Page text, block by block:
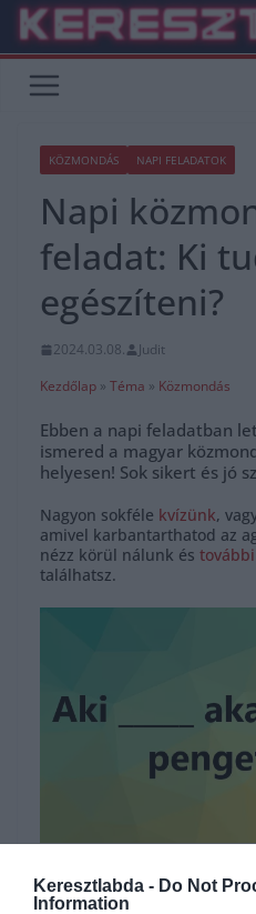
Keresztlabda - Do Not
Information
Skip
content
KÖZMONDÁS NAPI FELADATOK
Napi
feladat: Ki
egészíteni?
2024.03.08.
Judit
Kezdőlap » Téma » Közmondás
Ebben a napi feladatban
ismered a magyar
helyesen! Sok sikert és jó
Nagyon sokféle kvízünk,
amivel karbantarthatod az
nézz körül nálunk és
találhatsz.